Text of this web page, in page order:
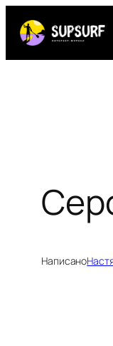
Перейти
содержимому
Написано